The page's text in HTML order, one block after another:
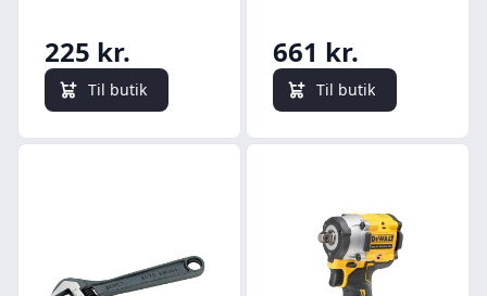
225 kr.
Til butik
661 kr.
Til butik